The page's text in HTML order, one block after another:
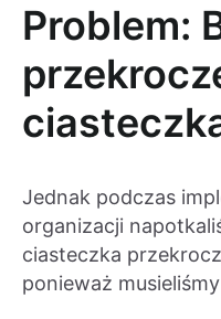
Problem:
Jednak podczas
organizacji
ciasteczka
ponieważ